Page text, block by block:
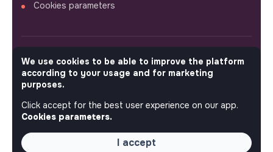
Cookies parameters
FOLLOW US
© 2026 jobs that makesense.
We use cookies to be able to improve the platform
according to your usage and for marketing
purposes.
Click accept for the best user experience on our app.
Cookies parameters.
I accept